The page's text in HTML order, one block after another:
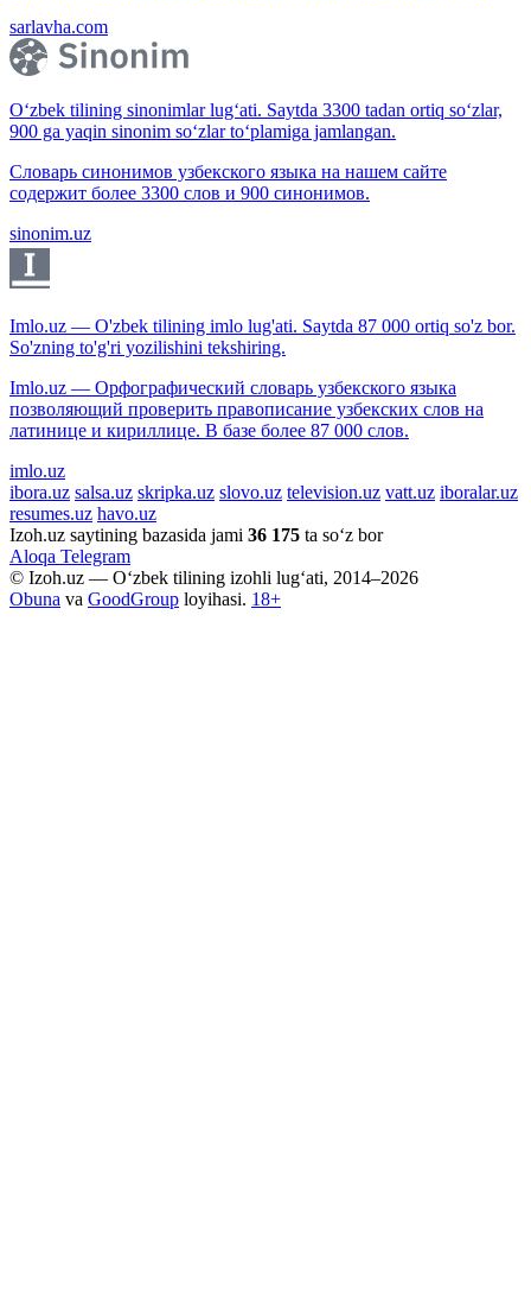
sarlavha.com
O‘zbek tilining sinonimlar lug‘ati. Saytda 3300 tadan ortiq so‘zlar,
900 ga yaqin sinonim so‘zlar to‘plamiga jamlangan.
Словарь синонимов узбекского языка на нашем сайте
содержит более 3300 слов и 900 синонимов.
sinonim.uz
Imlo.uz — O'zbek tilining imlo lug'ati. Saytda 87 000 ortiq so'z bor.
So'zning to'g'ri yozilishini tekshiring.
Imlo.uz — Орфографический словарь узбекского языка
позволяющий проверить правописание узбекских слов на
латинице и кириллице. В базе более 87 000 слов.
imlo.uz
ibora.uz salsa.uz skripka.uz slovo.uz television.uz vatt.uz iboralar.uz
resumes.uz havo.uz
Izoh.uz saytining bazasida jami 36 175 ta so‘z bor
Aloqa Telegram
© Izoh.uz — O‘zbek tilining izohli lug‘ati, 2014–2026
Obuna va GoodGroup loyihasi. 18+